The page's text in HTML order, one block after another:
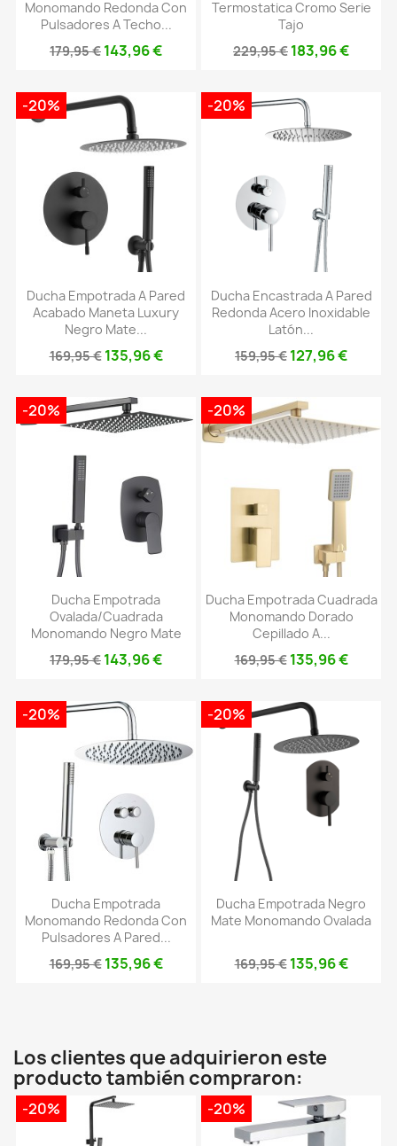
Monomando Redonda Con
Pulsadores A Techo...
179,95 € 143,96 €
Termostatica Cromo Serie
Tajo
229,95 € 183,96 €
Ducha Empotrada A Pared
Acabado Maneta Luxury
Negro Mate...
169,95 € 135,96 €
-20%
Ducha Encastrada A Pared
Redonda Acero Inoxidable
Latón...
159,95 € 127,96 €
-20%
Ducha Empotrada
Ovalada/cuadrada
Monomando Negro Mate
179,95 € 143,96 €
-20%
Ducha Empotrada Cuadrada
Monomando Dorado
Cepillado A...
169,95 € 135,96 €
-20%
Ducha Empotrada
Monomando Redonda Con
Pulsadores A Pared...
169,95 € 135,96 €
-20%
Ducha Empotrada Negro
Mate Monomando Ovalada
169,95 € 135,96 €
-20%
Los clientes que adquirieron este
producto también compraron:
-20% -20%